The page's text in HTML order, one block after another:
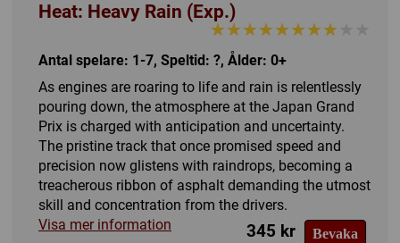
Heat: Heavy Rain (Exp.)
★★★★★★★★★★
★★★★★★★★★★
Antal spelare: 1-7, Speltid: ?, Ålder: 0+
As engines are roaring to life and rain is relentlessly
pouring down, the atmosphere at the Japan Grand
Prix is charged with anticipation and uncertainty.
The pristine track that once promised speed and
precision now glistens with raindrops, becoming a
treacherous ribbon of asphalt demanding the utmost
skill and concentration from the drivers.
Visa mer information
Bevaka
345 kr